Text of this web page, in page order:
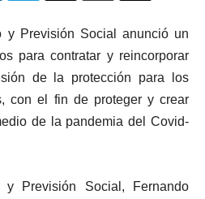
y Previsión Social anunció un
para contratar y reincorporar
de la protección para los
con el fin de proteger y crear
de la pandemia del Covid-
Previsión Social, Fernando